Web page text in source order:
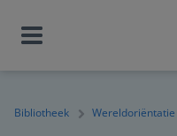
Bibliotheek Wereldoriëntatie